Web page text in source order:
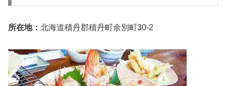
所在地： 北海道積丹郡積丹町余別町30-2